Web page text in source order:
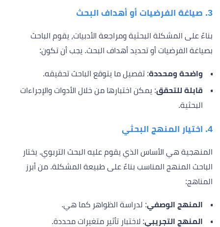
3. صياغة الفرضيات أو أهداف البحث
بناءً على المشكلة البحثية ومراجعة الأدبيات، يقوم الباحث
بصياغة الفرضيات أو تحديد أهداف البحث. يجب أن تكون:
واضحة ومحددة: تفصيل ما يتوقع الباحث تحقيقه.
قابلة للتحقق: يمكن اختبارها من خلال الأدوات والإجراءات
البحثية.
4. اختيار المنهج البحثي
المنهجية هي الأساس الذي يقوم عليه البحث التربوي. يختار
الباحث المنهج المناسب بناءً على طبيعة المشكلة. من أبرز
المناهج:
المنهج الوصفي: لدراسة الظواهر كما هي.
المنهج التجريبي: لاختبار تأثير متغيرات محددة.